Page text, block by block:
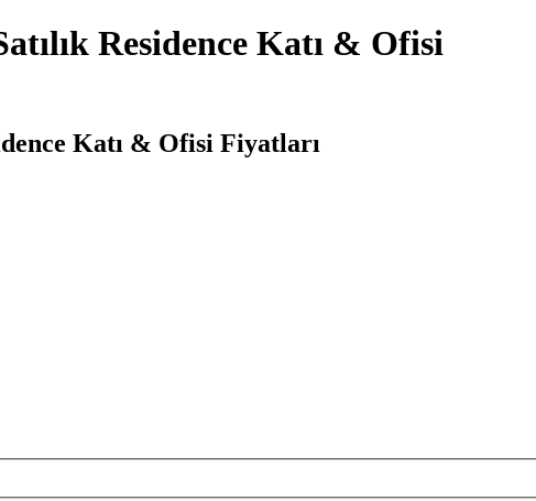
Residence Katı & Ofisi
Katı & Ofisi Fiyatları